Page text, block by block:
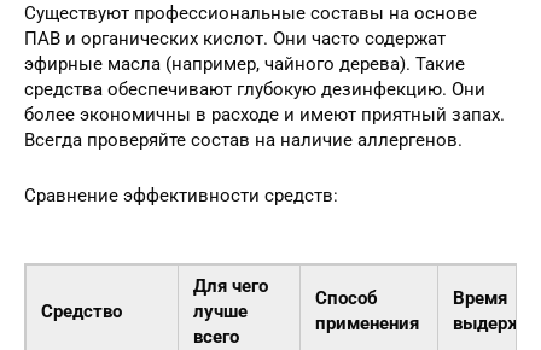
Существуют профессиональные составы на основе
ПАВ и органических кислот. Они часто содержат
эфирные масла (например, чайного дерева). Такие
средства обеспечивают глубокую дезинфекцию. Они
более экономичны в расходе и имеют приятный запах.
Всегда проверяйте состав на наличие аллергенов.
Сравнение эффективности средств:
Средство
Для чего
лучше
всего
Способ
применения
Время